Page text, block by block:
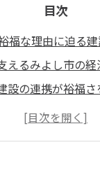
目次
福な理由に迫る
えるみよし市の
設の連携が裕福
建設の関係に注目